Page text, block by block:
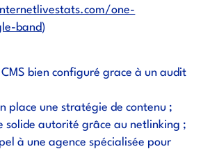
one-
band)
bien configuré grace à unaudit
place une stratégie de contenu ;
solide autorité grâce au netlinking ;
à une agence spécialisée pour